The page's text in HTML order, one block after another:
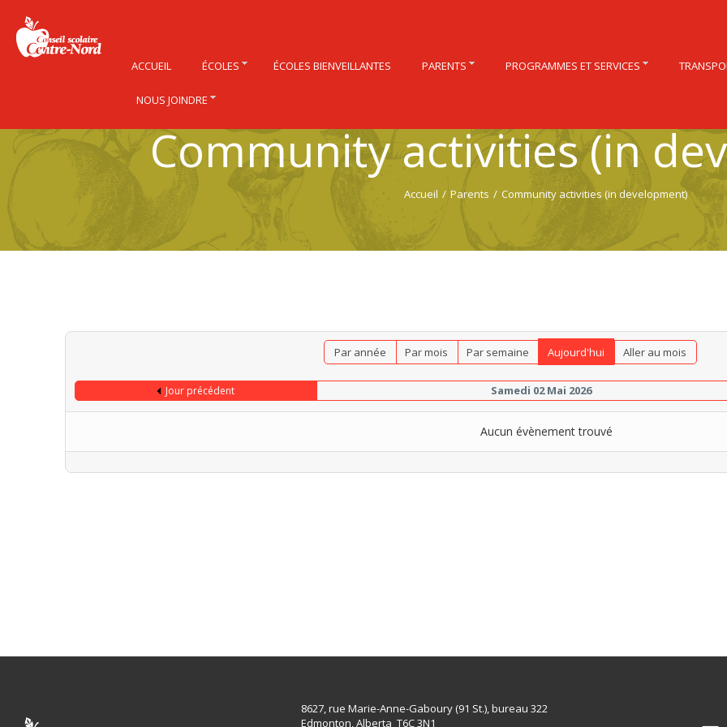
Community activities (in
Accueil / Parents / Community activities (in development)
Par année Par mois Par semaine Aujourd'hui Aller au mois
Jour précédent Samedi 02 Mai 2026
Aucun évènement trouvé
ACCUEIL ÉCOLES ÉCOLES BIENVEILLANTES PARENTS PROGRAMMES ET SERVICES
NOUS JOINDRE
8627, rue Marie-Anne-Gaboury (91 St.), bureau 322
Edmonton, Alberta T6C 3N1